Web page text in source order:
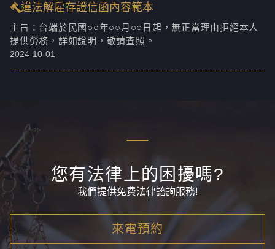
違法解雇存證信函內容範本
主旨：台端於民國○○年○○月○○日起，無正當理由拒絕本人
提供勞務，詳如說明，敬請查照。
2024-10-01
您有法律上的困擾嗎?
我們提供免費法律諮詢服務!
來電預約